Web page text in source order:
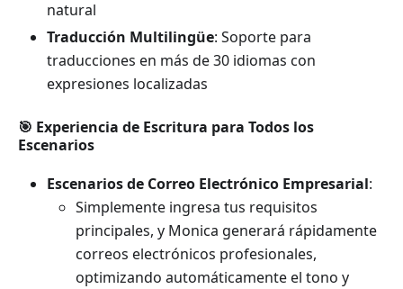
natural
Traducción Multilingüe: Soporte para
traducciones en más de 30 idiomas con
expresiones localizadas
🎯 Experiencia de Escritura para Todos los
Escenarios
Escenarios de Correo Electrónico Empresarial:
Simplemente ingresa tus requisitos
principales, y Monica generará rápidamente
correos electrónicos profesionales,
optimizando automáticamente el tono y